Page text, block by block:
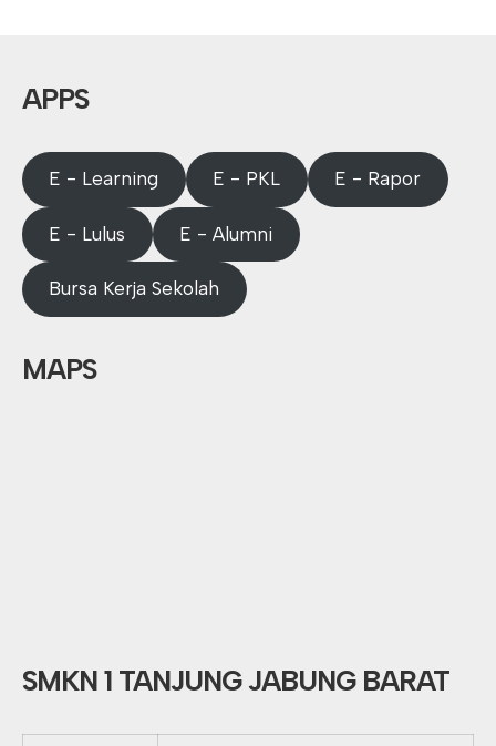
APPS
E - Learning E - PKL E - Rapor
E - Lulus E - Alumni
Bursa Kerja Sekolah
MAPS
SMKN 1 TANJUNG JABUNG BARAT